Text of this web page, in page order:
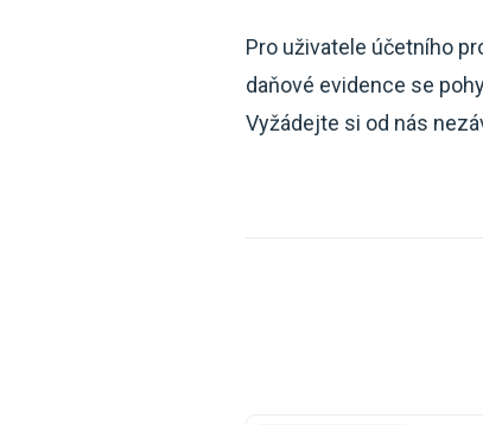
Pro uživatele účetního
daňové evidence se
Vyžádejte si od nás